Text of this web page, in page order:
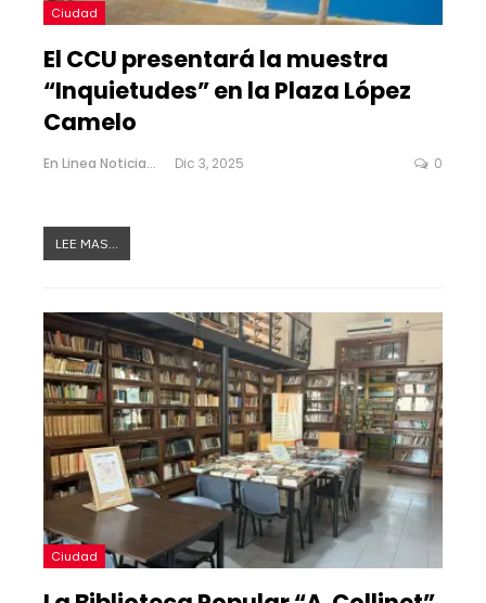
Ciudad
El CCU presentará la muestra
“Inquietudes” en la Plaza López
Camelo
En Linea Noticias Dic 3, 2025 0
LEE MAS...
Ciudad